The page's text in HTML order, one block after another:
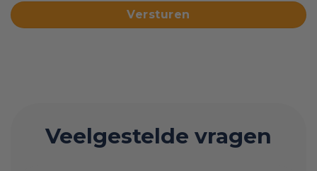
CAPTCHA
Veelgestelde vragen